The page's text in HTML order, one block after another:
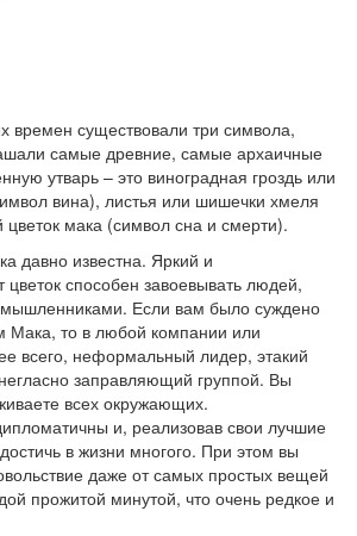
времен существовали три символа,
самые древние, самые архаичные
утварь – это виноградная гроздь или
вина), листья или шишечки хмеля
мака (символ сна и смерти).
давно известна. Яркий и
цветок способен завоевывать людей,
Если вам было суждено
Мака, то в любой компании или
всего, неформальный лидер, этакий
заправляющий группой. Вы
всех окружающих.
и, реализовав свои лучшие
в жизни многого. При этом вы
даже от самых простых вещей
прожитой минутой, что очень редкое и